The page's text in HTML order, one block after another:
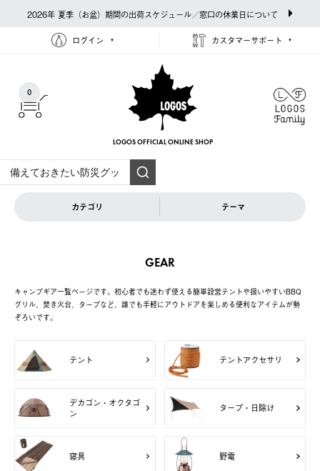
2026年 夏季（お盆）期間の出荷スケジュール／窓口の休業日について
ログイン カスタマーサポート
0
LOGOS OFFICIAL ONLINE SHOP
カテゴリ テーマ
GEAR
キャンプギア一覧ページです。初心者でも迷わず使える簡単設営テントや扱いやすいBBQ
グリル、焚き火台、タープなど、誰でも手軽にアウトドアを楽しめる便利なアイテムが勢
ぞろいです。
テント テントアクセサリ
デカゴン・オクタゴ
ン
タープ・日除け
寝具 野電